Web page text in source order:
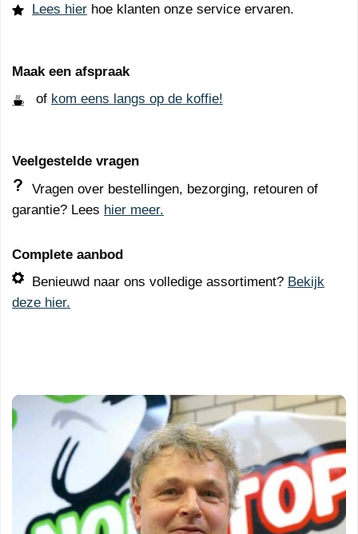
Lees hier hoe klanten onze service ervaren.
Maak een afspraak
of kom eens langs op de koffie!
Veelgestelde vragen
Vragen over bestellingen, bezorging, retouren of
garantie? Lees hier meer.
Complete aanbod
Benieuwd naar ons volledige assortiment? Bekijk
deze hier.